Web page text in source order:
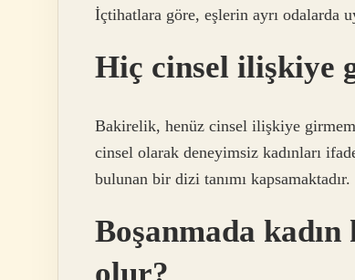
İçtihatlara göre, eşlerin ayrı odalarda
Hiç cinsel ilişkiye
Bakirelik, henüz cinsel ilişkiye
cinsel olarak deneyimsiz kadınları
bulunan bir dizi tanımı kapsamaktadır.
Boşanmada